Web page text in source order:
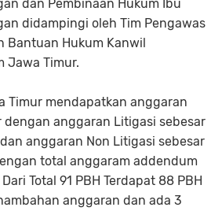
dan Pembinaan Hukum Ibu
didampingi oleh Tim Pengawas
Bantuan Hukum Kanwil
Jawa Timur.
Timur mendapatkan anggaran
anggaran Litigasi sebesar
anggaran Non Litigasi sebesar
total anggaram addendum
Total 91 PBH Terdapat 88 PBH
anggaran dan ada 3